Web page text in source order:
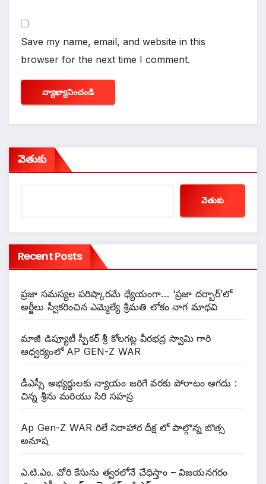
Save my name, email, and website in this
browser for the next time I comment.
వెతుకు
వెతుకు
Recent Posts
ప్రజా సమస్యల పరిష్కారమే ధ్యేయంగా… ‘ప్రజా దర్బార్’లో
అర్జీలు స్వీకరించిన ఎమ్మెల్యే శ్రీమతి లోకం నాగ మాధవి
మాజీ డిప్యూటీ స్పీకర్ శ్రీ కోలగట్ల వీరభద్ర స్వామి గారి
ఆధ్వర్యంలో AP GEN-Z WAR
డీఎస్సీ అభ్యర్థులకు న్యాయం జరిగే వరకు పోరాటం ఆగదు :
చిన్న శ్రీను మరియు సిరి సహస్ర
Ap Gen-Z WAR రిలే నిరాహార దీక్ష లో పాల్గొన్న బొత్స
అనూష
ఎ.టి.ఎం. చోరి కేసును త్వరలోనే చేధిస్తాం – విజయనగరం